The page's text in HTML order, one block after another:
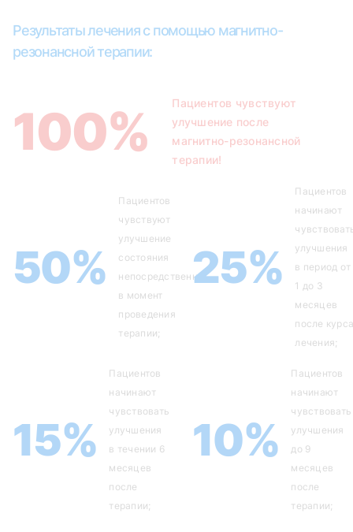
Результаты лечения с помощью магнитно-
резонансной терапии:
100%
Пациентов чувствуют
улучшение после
магнитно-резонансной
терапии!
50%
Пациентов
чувствуют
улучшение
состояния
непосредственно
в момент
проведения
терапии;
25%
Пациентов
начинают
улучшения
в период от
1 до 3
месяцев
после курса
лечения;
15%
Пациентов
начинают
чувствовать
улучшения
в течении 6
месяцев
после
терапии;
10%
Пациентов
начинают
чувствовать
улучшения
до 9
месяцев
после
терапии;